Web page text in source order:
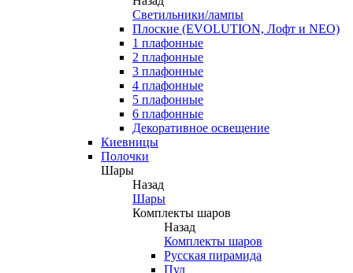
Светильники/лампы
Плоские (EVOLUTION, Лофт и NEO)
1 плафонные
2 плафонные
3 плафонные
4 плафонные
5 плафонные
6 плафонные
Декоративное освещение
Киевницы
Полочки
Шары
Назад
Шары
Комплекты шаров
Назад
Комплекты шаров
Русская пирамида
Пул